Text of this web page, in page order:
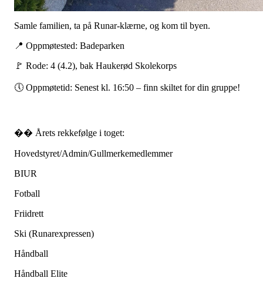
Samle familien, ta på Runar-klærne, og kom til byen.
📍 Oppmøtested: Badeparken
🚩 Rode: 4 (4.2), bak Haukerød Skolekorps
🕔 Oppmøtetid: Senest kl. 16:50 – finn skiltet for din gruppe!
�� Årets rekkefølge i toget:
Hovedstyret/Admin/Gullmerkemedlemmer
BIUR
Fotball
Friidrett
Ski (Runarexpressen)
Håndball
Håndball Elite